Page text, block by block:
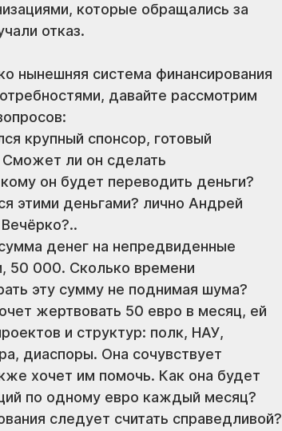
которые обращались за
отказ.
нынешняя система финансирования
давайте рассмотрим
крупный спонсор, готовый
ли он сделать
он будет переводить деньги?
этими деньгами? лично Андрей
денег на непредвиденные
000. Сколько времени
эту сумму не поднимая шума?
жертвовать 50 евро в месяц, ей
и структур: полк, НАУ,
диаспоры. Она сочувствует
хочет им помочь. Как она будет
по одному евро каждый месяц?
следует считать справедливой?